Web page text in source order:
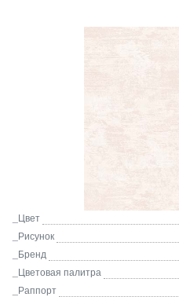
_Цвет
_Рисунок
_Бренд
_Цветовая палитра
_Раппорт